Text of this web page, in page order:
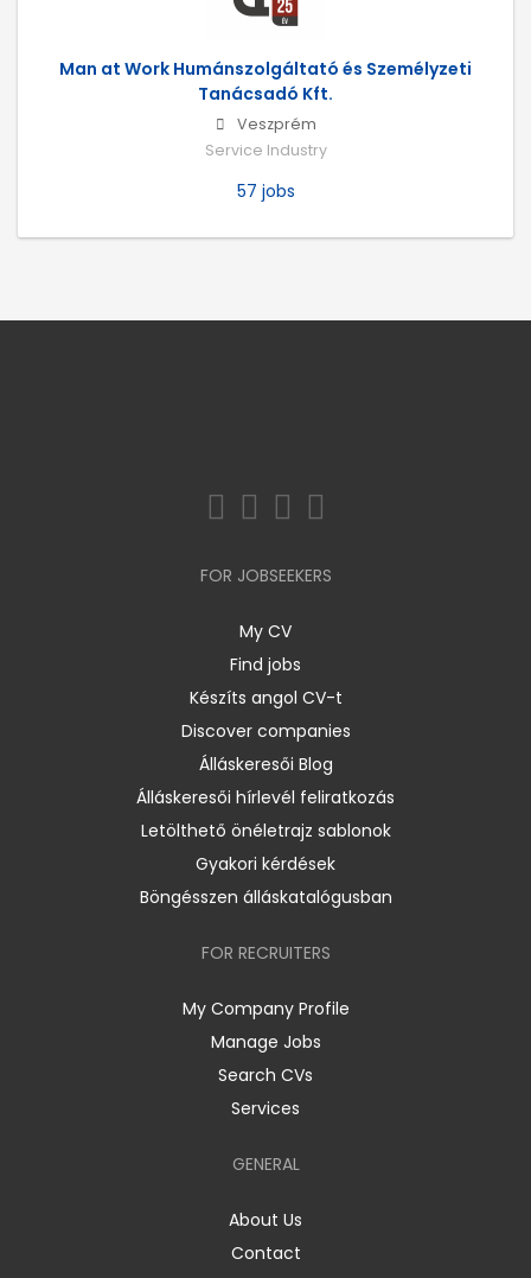
Man at Work Humánszolgáltató és Személyzeti
Tanácsadó Kft.
Veszprém
Service Industry
57 jobs
FOR JOBSEEKERS
My CV
Find jobs
Készíts angol CV-t
Discover companies
Álláskeresői Blog
Álláskeresői hírlevél feliratkozás
Letölthető önéletrajz sablonok
Gyakori kérdések
Böngésszen álláskatalógusban
FOR RECRUITERS
My Company Profile
Manage Jobs
Search CVs
Services
GENERAL
About Us
Contact